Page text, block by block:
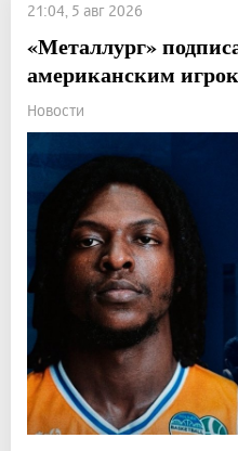
21:04, 5 авг 2026
«Металлург»
американским
Новости